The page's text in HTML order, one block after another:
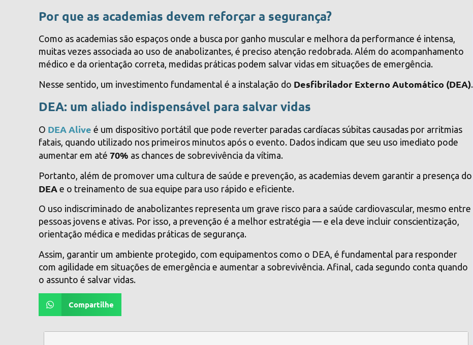
Por que as academias devem reforçar a segurança?
Como as academias são espaços onde a busca por ganho muscular e melhora da performance é intensa,
muitas vezes associada ao uso de anabolizantes, é preciso atenção redobrada. Além do acompanhamento
médico e da orientação correta, medidas práticas podem salvar vidas em situações de emergência.
Nesse sentido, um investimento fundamental é a instalação do Desfibrilador Externo Automático (DEA).
DEA: um aliado indispensável para salvar vidas
O DEA Alive é um dispositivo portátil que pode reverter paradas cardíacas súbitas causadas por arritmias
fatais, quando utilizado nos primeiros minutos após o evento. Dados indicam que seu uso imediato pode
aumentar em até70% as chances de sobrevivência da vítima.
Portanto, além de promover uma cultura de saúde e prevenção, as academias devem garantir a presença do
DEA e o treinamento de sua equipe para uso rápido e eficiente.
O uso indiscriminado de anabolizantes representa um grave risco para a saúde cardiovascular, mesmo entre
pessoas jovens e ativas. Por isso, a prevenção é a melhor estratégia — e ela deve incluir conscientização,
orientação médica e medidas práticas de segurança.
Assim, garantir um ambiente protegido, com equipamentos como o DEA, é fundamental para responder
com agilidade em situações de emergência e aumentar a sobrevivência. Afinal, cada segundo conta quando
o assunto é salvar vidas.
Compartilhe